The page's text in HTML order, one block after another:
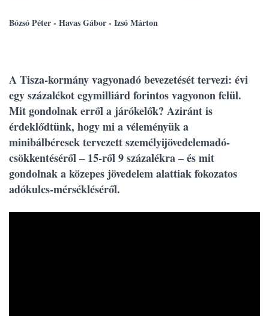
Bózsó Péter - Havas Gábor - Izsó Márton
A Tisza-kormány vagyonadó bevezetését tervezi: évi
egy százalékot egymilliárd forintos vagyonon felül.
Mit gondolnak erről a járókelők? Aziránt is
érdeklődtünk, hogy mi a véleményük a
minibálbéresek tervezett személyijövedelemadó-
csökkentéséről – 15-ről 9 százalékra – és mit
gondolnak a közepes jövedelem alattiak fokozatos
adókulcs-mérsékléséről.